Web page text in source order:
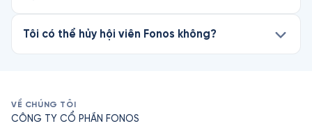
Tôi có thể hủy hội viên Fonos không?
VỀ CHÚNG TÔI
CÔNG TY CỔ PHẦN FONOS